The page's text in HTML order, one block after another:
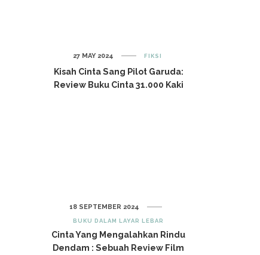
FIKSI
Kisah Cinta Sang Pilot Garuda:
Review Buku Cinta 31.000 Kaki
27 MAY 2024
BUKU DALAM LAYAR LEBAR
Cinta Yang Mengalahkan Rindu
Dendam : Sebuah Review Film
18 SEPTEMBER 2024